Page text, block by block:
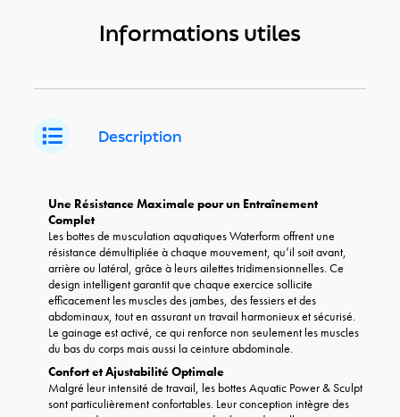
Informations utiles
Description
Une Résistance Maximale pour un Entraînement
Complet
Les bottes de musculation aquatiques Waterform offrent une
résistance démultipliée à chaque mouvement, qu’il soit avant,
arrière ou latéral, grâce à leurs ailettes tridimensionnelles. Ce
design intelligent garantit que chaque exercice sollicite
efficacement les muscles des jambes, des fessiers et des
abdominaux, tout en assurant un travail harmonieux et sécurisé.
Le gainage est activé, ce qui renforce non seulement les muscles
du bas du corps mais aussi la ceinture abdominale.
Confort et Ajustabilité Optimale
Malgré leur intensité de travail, les bottes Aquatic Power & Sculpt
sont particulièrement confortables. Leur conception intègre des